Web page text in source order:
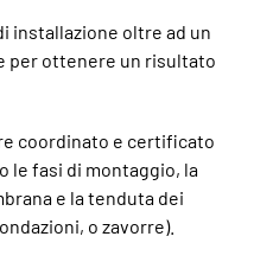
installazione oltre ad un
per ottenere un risultato
coordinato e certificato
le fasi di montaggio, la
e la tenduta dei
o zavorre).